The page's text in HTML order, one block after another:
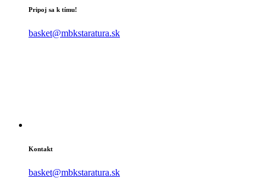
Pripoj sa k tímu!
basket@mbkstaratura.sk
Kontakt
basket@mbkstaratura.sk